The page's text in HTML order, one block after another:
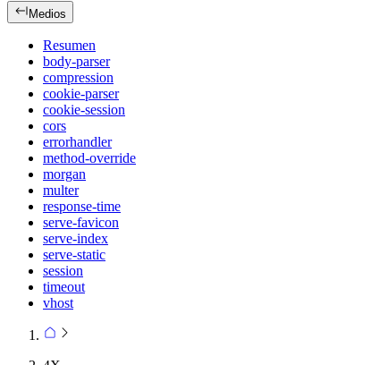
Medios
Resumen
body-parser
compression
cookie-parser
cookie-session
cors
errorhandler
method-override
morgan
multer
response-time
serve-favicon
serve-index
serve-static
session
timeout
vhost